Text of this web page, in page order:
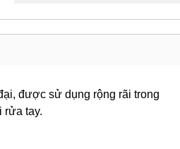
được sử dụng rộng rãi trong
rửa tay.